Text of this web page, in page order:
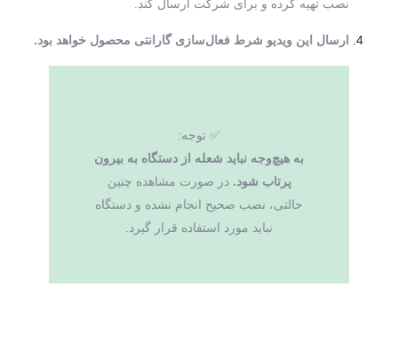
نصب تهیه کرده و برای شرکت ارسال کند.
ارسال این ویدیو شرط فعال‌سازی گارانتی محصول خواهد بود.
✅ توجه:
به هیچ‌وجه نباید شعله از دستگاه به بیرون
پرتاب شود. در صورت مشاهده چنین
حالتی، نصب صحیح انجام نشده و دستگاه
نباید مورد استفاده قرار گیرد.